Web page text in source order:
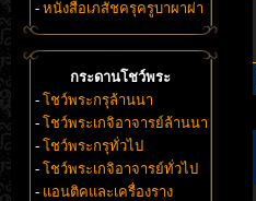
- หนังสือเภสัชครุครูบาผาผ่า
กระดานโชว์พระ
- โชว์พระกรุล้านนา
- โชว์พระเกจิอาจารย์ล้านนา
- โชว์พระกรุทั่วไป
- โชว์พระเกจิอาจารย์ทั่วไป
- แอนติคและเครื่องราง